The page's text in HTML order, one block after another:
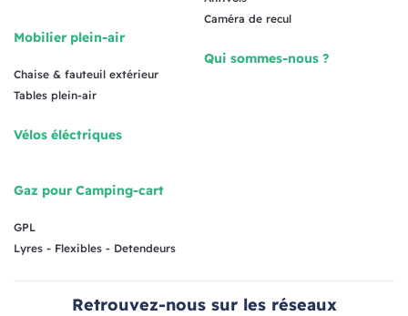
Mobilier plein-air
Chaise & fauteuil extérieur
Tables plein-air
Vélos éléctriques
Gaz pour Camping-cart
GPL
Lyres - Flexibles - Detendeurs
Caméra de recul
Qui sommes-nous ?
Retrouvez-nous sur les réseaux